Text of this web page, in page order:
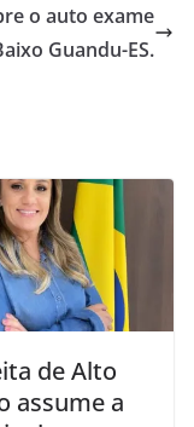
o auto exame
Guandu-ES.
de Alto
assume a